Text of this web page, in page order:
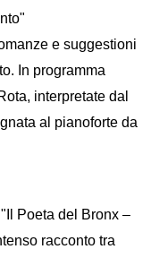
e suggestioni
In programma
interpretate dal
al pianoforte da
Poeta del Bronx –
racconto tra